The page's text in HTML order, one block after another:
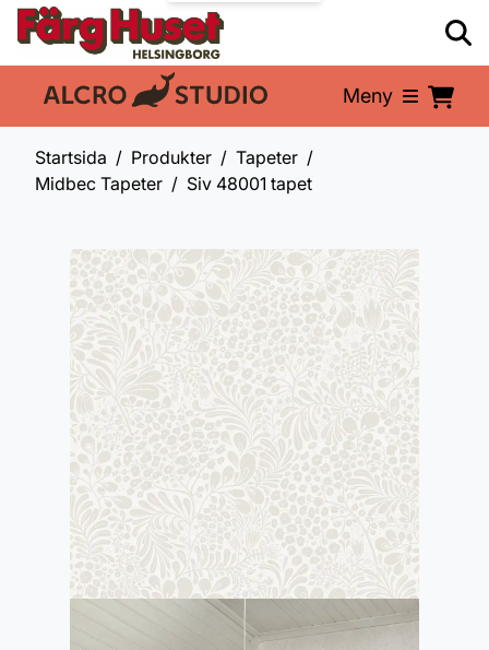
En del av: Meny
Startsida Produkter
Tapeter
Midbec Tapeter
Siv 48001 tapet